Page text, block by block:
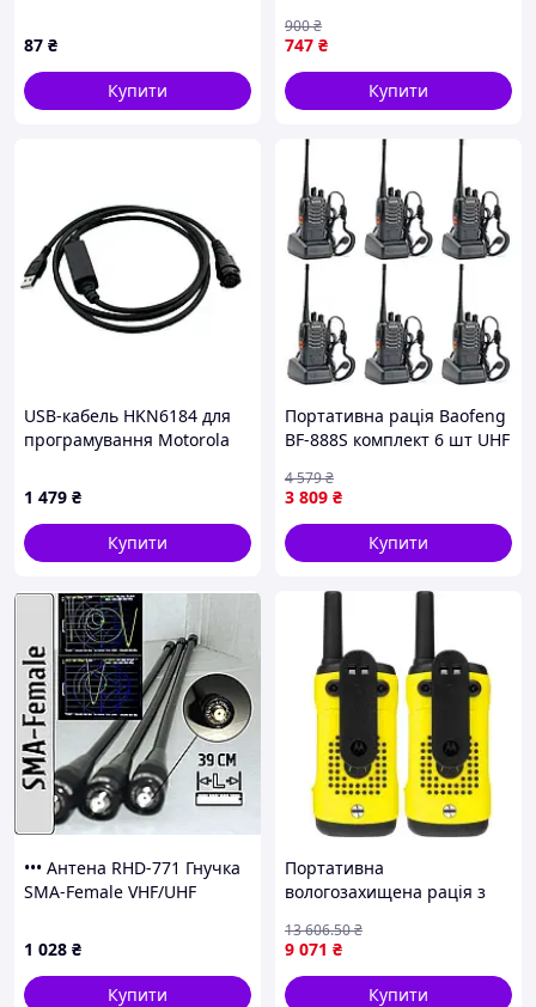
87 ₴
Купити
BNC+Motorola Bolt з
кабелем 10м
747 ₴
900₴
Купити
USB-кабель HKN6184 для
програмування Motorola
1 479 ₴
Купити
Портативна рація Baofeng
BF-888S комплект 6 шт UHF
(2200000758996)
3 809 ₴
4 579₴
Купити
••• Антена RHD-771 Гнучка
SMA-Female VHF/UHF
Retevis Tidradio TYT |
Антенна Портативная
Гибкая 39см UV-5R UV-K5
1 028 ₴
Купити
Портативна
вологозахищена рація з
активного відпочинку та
подорожей FLAME
9 071 ₴
13 606.50₴
Купити